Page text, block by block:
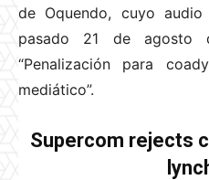
de Oquendo, cuyo
pasado 21 de
“Penalización para
mediático”.
Supercom rejects